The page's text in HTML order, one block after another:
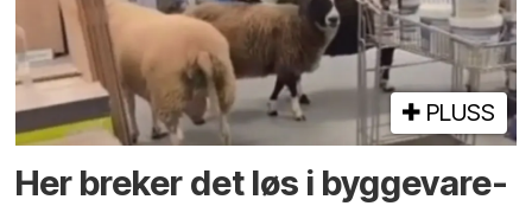
PLUSS
Her breker det løs i bygge­vare­